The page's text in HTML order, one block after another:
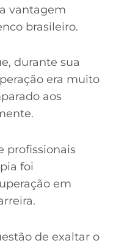
vantagem
brasileiro.
durante sua
era muito
aos
profissionais
foi
em
de exaltar o